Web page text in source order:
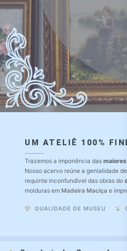
UM ATELIÊ 100%
Trazemos a imponência das
Nosso acervo reúne a genialidade de
requinte inconfundível das obras do
molduras em Madeira Maciça e
QUALIDADE DE MUSEU